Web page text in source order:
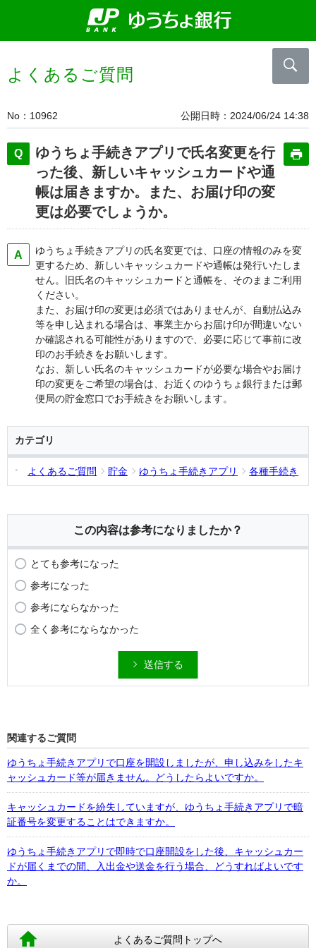
よくあるご質問
No 10962 公開日時 2024/06/24 14:38
ゆうちょ手続きアプリで氏名変更を行
った後、新しいキャッシュカードや通
帳は届きますか。また、お届け印の変
更は必要でしょうか。
ゆうちょ手続きアプリの氏名変更では、口座の情報のみを変
更するため、新しいキャッシュカードや通帳は発行いたしま
せん。旧氏名のキャッシュカードと通帳を、そのままご利用
ください。
また、お届け印の変更は必須ではありませんが、自動払込み
等を申し込まれる場合は、事業主からお届け印が間違いない
か確認される可能性がありますので、必要に応じて事前に改
印のお手続きをお願いします。
なお、新しい氏名のキャッシュカードが必要な場合やお届け
印の変更をご希望の場合は、お近くのゆうちょ銀行または郵
便局の貯金窓口でお手続きをお願いします。
カテゴリ
よくあるご質問 貯金 ゆうちょ手続きアプリ 各種手続き
この内容は参考になりましたか？
とても参考になった
参考になった
参考にならなかった
全く参考にならなかった
送信する
関連するご質問
ゆうちょ手続きアプリで口座を開設しましたが、申し込みをしたキ
ャッシュカード等が届きません。どうしたらよいですか。
キャッシュカードを紛失していますが、ゆうちょ手続きアプリで暗
証番号を変更することはできますか。
ゆうちょ手続きアプリで即時で口座開設をした後、キャッシュカー
ドが届くまでの間、入出金や送金を行う場合、どうすればよいです
か。
よくあるご質問トップへ